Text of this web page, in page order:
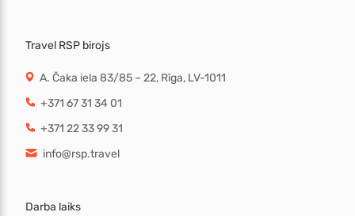
Travel RSP birojs
A. Čaka iela 83/85 – 22, Rīga, LV-1011
+371 67 31 34 01
+371 22 33 99 31
info@rsp.travel
Darba laiks